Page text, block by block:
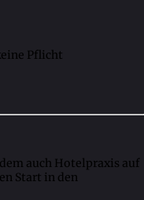
Pflicht
auch Hotelpraxis auf
Start in den